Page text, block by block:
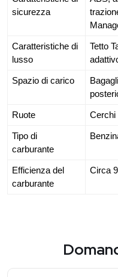
sicurezza
Caratteristiche di
lusso
Tetto
Spazio di carico
Ruote Cerchi
Tipo di
carburante
Efficienza del
carburante
Circa